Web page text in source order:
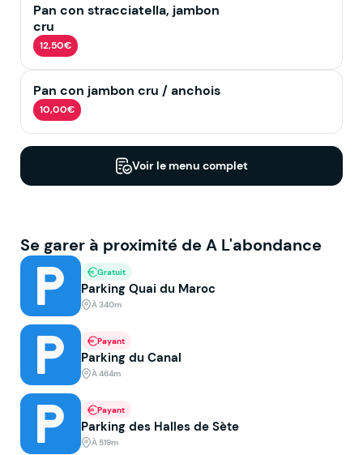
Pan con stracciatella, jambon
cru
12,50€
Pan con jambon cru / anchois
10,00€
Voir le menu complet
Se garer à proximité de A L'abondance
Gratuit
Parking Quai du Maroc
À 340m
Payant
Parking du Canal
À 464m
Payant
Parking des Halles de Sète
À 519m